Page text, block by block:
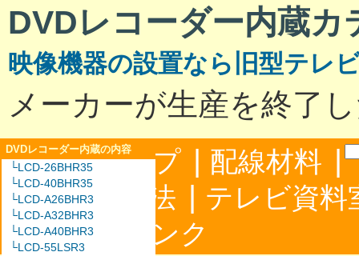
DVDレコーダー内蔵カ
映像機器の設置なら旧型テレ
メーカーが生産を終了
サイトマップ | 配線材料 |
配線接続方法 | テレビ資料
合わせ
リンク
DVDレコーダー内蔵の内容
└LCD-26BHR35
└LCD-40BHR35
└LCD-A26BHR3
└LCD-A32BHR3
└LCD-A40BHR3
└LCD-55LSR3